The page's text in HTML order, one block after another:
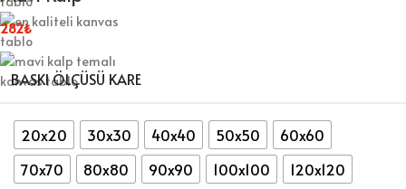
282₺
BASKI ÖLÇÜSÜ KARE
20x20 30x30 40x40 50x50
60x60
70x70
80x80 90x90 100x100 120x120